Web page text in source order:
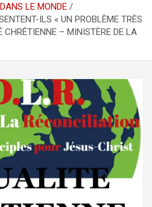
LE MONDE
ILS « UN PROBLÈME TRÈS
– MINISTÈRE DE LA